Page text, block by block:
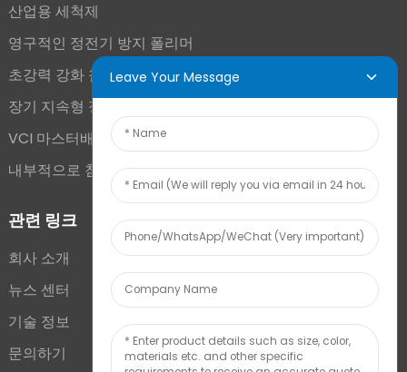
산업용 세척제
영구적인 정전기 방지 폴리머
초강력 강화 첨가제
장기 지속형 정전기 방지제
VCI 마스터배치
내부적으로 첨가된 안개 방지 첨가제
관련 링크
회사 소개
뉴스 센터
기술 정보
문의하기
Leave Your Message